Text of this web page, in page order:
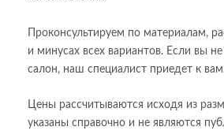
Проконсультируем по материалам,
и минусах всех вариантов. Если вы
салон, наш специалист приедет к
Цены рассчитываются исходя из
указаны справочно и не являются